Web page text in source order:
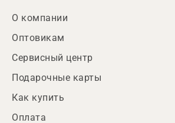
О компании
Оптовикам
Сервисный центр
Подарочные карты
Как купить
Оплата